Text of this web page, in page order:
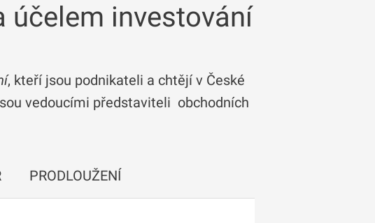
účelem investování
, kteří jsou podnikateli a chtějí v České
vedoucími představiteli obchodních
PRODLOUŽENÍ